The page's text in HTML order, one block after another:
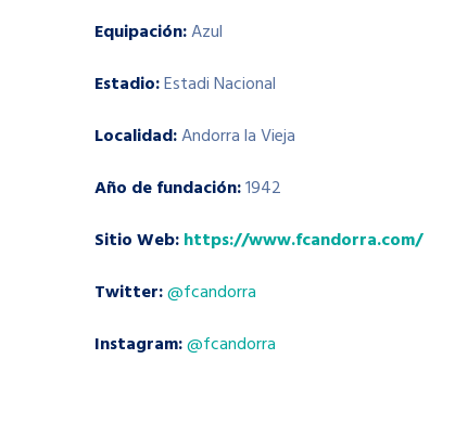
Equipación:Azul
Estadio:Estadi Nacional
Localidad:Andorra la Vieja
Año de fundación:1942
Sitio Web:https://www.fcandorra.com/
Twitter:@fcandorra
Instagram:@fcandorra